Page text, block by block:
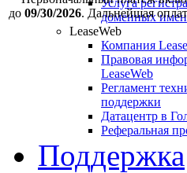
Услуга
доменных имен
LeaseWeb
Компания
Правовая
LeaseWeb
Регламент
поддержки
Датацентр в
Реферальная
Поддержка
до 09/30/2026. Дальнейшая